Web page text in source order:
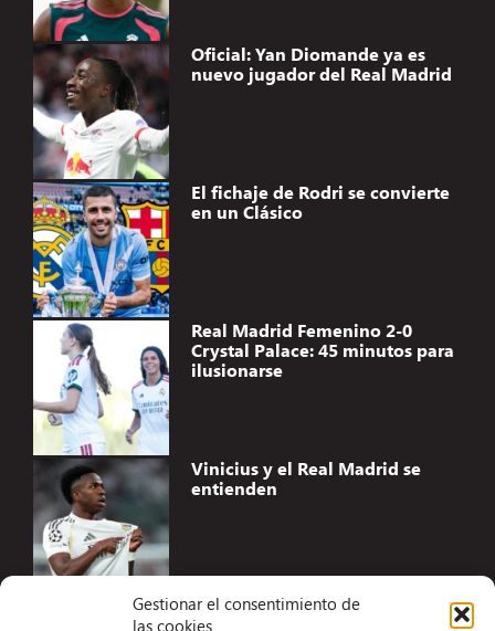
Gestionar el consentimiento de
las cookies
Oficial: Yan Diomande ya es
nuevo jugador del Real Madrid
El fichaje de Rodri se convierte
en un Clásico
Real Madrid Femenino 2-0
Crystal Palace: 45 minutos para
ilusionarse
Vinicius y el Real Madrid se
entienden